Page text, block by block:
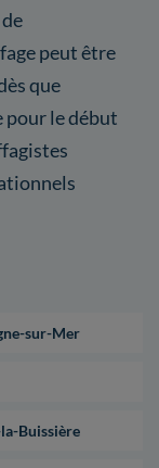
peut être
que
pour le début
sur-Mer
Buissière